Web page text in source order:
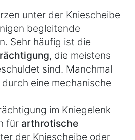
unter der Kniescheibe
begleitende
Sehr häufig ist die
, die meistens
sind. Manchmal
eine mechanische
im Kniegelenk
für arthrotische
der Kniescheibe oder